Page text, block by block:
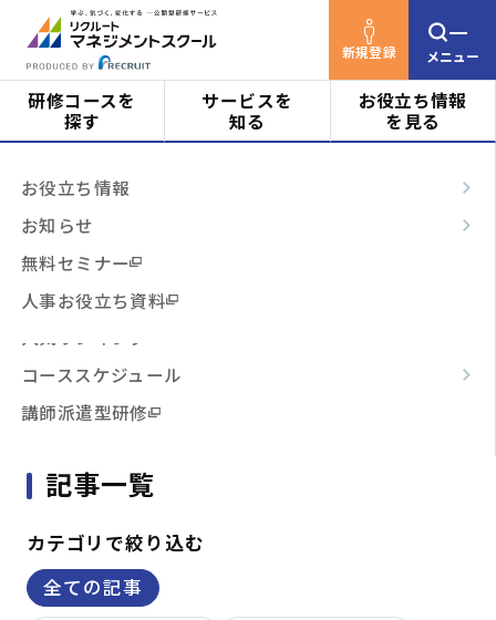
新規登録 メニュー
階層・役割
はじめての方へ
サービスの特長
研修コースを
探す
対象者
ビジネススキル
テーマ別
3時間コース
人気ランキング
コーススケジュール
講師派遣型研修
サービスを
知る
はじめての方へ
サービスの特長
ご利用の流れ
よくあるご質問
お役立ち情報
を見る
お役立ち情報
お知らせ
無料セミナー
人事お役立ち資料
リクルートマネジメントスクールTOP
お役立ち情報
記事一覧
カテゴリで絞り込む
全ての記事